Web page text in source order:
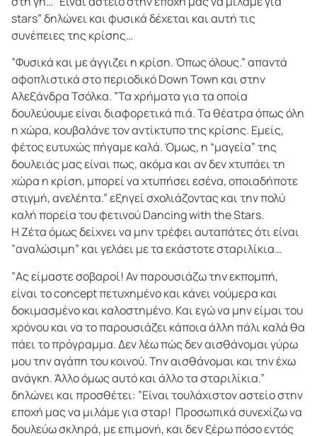
stars” δηλώνει και φυσικά δέχεται και αυτή τις
συνέπειες της κρίσης…
”Φυσικά και με άγγιζει η κρίση. Όπως όλους.” απαντά
αφοπλιστικά στο περιοδικό Down Town και στην
Αλεξάνδρα Τσόλκα. ”Τα χρήματα για τα οποία
δουλεύουμε είναι διαφορετικά πιά. Τα θέατρα όπως όλη
η χώρα, κουβαλάνε τον αντίκτυπο της κρίσης. Εμείς,
φέτος ευτυχώς πήγαμε καλά. Όμως, η “μαγεία” της
δουλειάς μας είναι πως, ακόμα και αν δεν χτυπάει τη
χώρα η κρίση, μπορεί να χτυπήσει εσένα, οποιαδήποτε
στιγμή, ανελέητα.” εξηγεί σχολιάζοντας και την πολύ
καλή πορεία του φετινού Dancing with the Stars.
Η Ζέτα όμως δείχνει να μην τρέφει αυταπάτες ότι είναι
”αναλώσιμη” και γελάει με τα εκάστοτε σταριλίκια…
”Ας είμαστε σοβαροί! Αν παρουσιάζω την εκπομπή,
είναι το concept πετυχημένο και κάνει νούμερα και
δοκιμασμένο και καλοστημένο. Και εγώ να μην είμαι του
χρόνου και να το παρουσιάζει κάποια άλλη πάλι καλά θα
πάει το πρόγραμμα. Δεν λέω πώς δεν αισθάνομαι γύρω
μου την αγάπη του κοινού. Την αισθάνομαι και την έχω
ανάγκη. Άλλο όμως αυτό και άλλο τα σταριλίκια.”
δηλώνει και προσθέτει: ”Είναι τουλάχιστον αστείο στην
εποχή μας να μιλάμε για σταρ! Προσωπικά συνεχίζω να
δουλεύω σκληρά, με επιμονή, και δεν ξέρω πόσο εντός